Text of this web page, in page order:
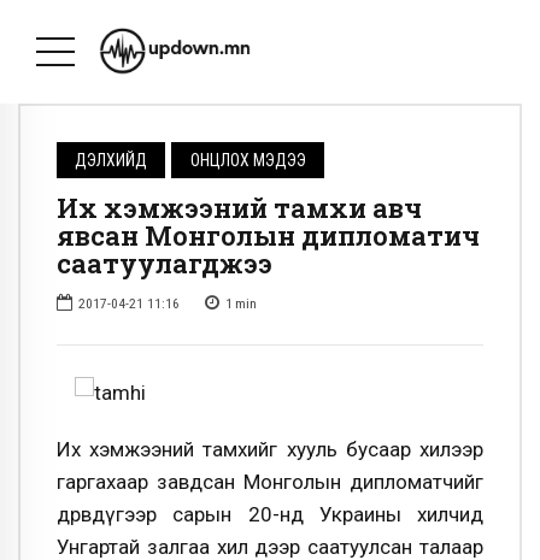
ДЭЛХИЙД ОНЦЛОХ МЭДЭЭ
Их хэмжээний тамхи авч
явсан Монголын дипломатич
саатуулагджээ
2017-04-21 11:16 1 min
Их хэмжээний тамхийг хууль бусаар хилээр
гаргахаар завдсан Монголын дипломатчийг
дөрөвдүгээр сарын 20-нд Украины хилчид
Унгартай залгаа хил дээр саатуулсан талаар